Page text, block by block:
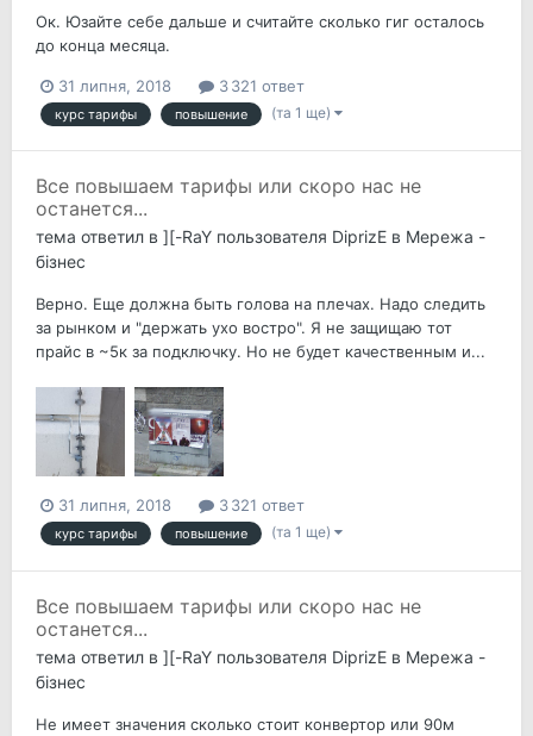
Ок. Юзайте себе дальше и считайте сколько гиг осталось
до конца месяца.
31 липня, 2018 3 321 ответ
курс тарифы повышение (та 1 ще)
Все повышаем тарифы или скоро нас не
останется...
тема ответил в ][-RaY пользователя DiprizE в Мережа -
бізнес
Верно. Еще должна быть голова на плечах. Надо следить
за рынком и "держать ухо востро". Я не защищаю тот
прайс в ~5к за подключку. Но не будет качественным и...
31 липня, 2018 3 321 ответ
курс тарифы повышение (та 1 ще)
Все повышаем тарифы или скоро нас не
останется...
тема ответил в ][-RaY пользователя DiprizE в Мережа -
бізнес
Не имеет значения сколько стоит конвертор или 90м